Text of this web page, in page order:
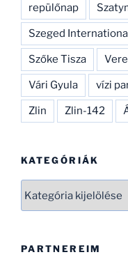
repülőnap
Szeged
Szőke Tisza
Vári Gyula vízi
Zlin Zlin-142
KATEGÓRIÁK
PARTNEREIM